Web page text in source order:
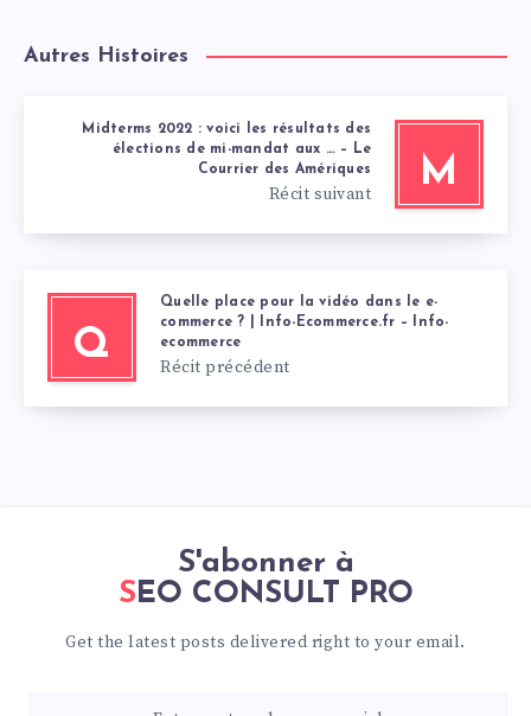
Autres Histoires
M
Midterms 2022 : voici les résultats des
élections de mi-mandat aux … – Le
Courrier des Amériques
Récit suivant
Q
Quelle place pour la vidéo dans le e-
commerce ? | Info-Ecommerce.fr – Info-
ecommerce
Récit précédent
S'abonner à
SEO CONSULT PRO
Get the latest posts delivered right to your email.